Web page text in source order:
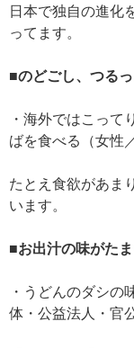
日本で独自の進化
ってます。
■のどごし、つるっ
・海外ではこって
ばを食べる（女性
たとえ食欲があま
います。
■お出汁の味がた
・うどんのダシの
体・公益法人・官